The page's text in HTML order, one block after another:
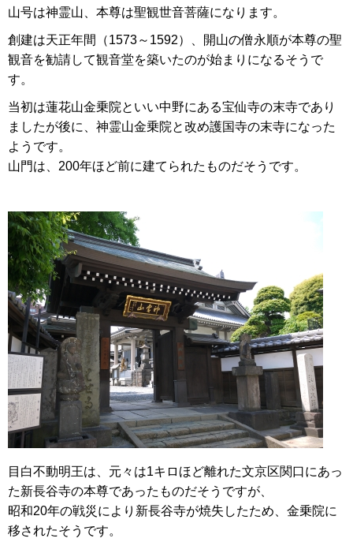
山号は神霊山、本尊は聖観世音菩薩になります。
創建は天正年間（1573～1592）、開山の僧永順が本尊の聖
観音を勧請して観音堂を築いたのが始まりになるそうで
す。
当初は蓮花山金乗院といい中野にある宝仙寺の末寺であり
ましたが後に、神霊山金乗院と改め護国寺の末寺になった
ようです。
山門は、200年ほど前に建てられたものだそうです。
目白不動明王は、元々は1キロほど離れた文京区関口にあっ
た新長谷寺の本尊であったものだそうですが、
昭和20年の戦災により新長谷寺が焼失したため、金乗院に
移されたそうです。